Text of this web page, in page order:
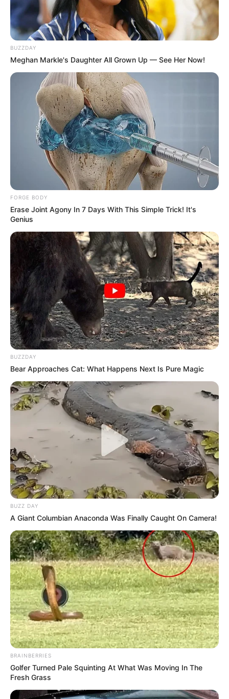
BUZZDAY
Meghan Markle's Daughter All Grown Up — See Her Now!
FORGE BODY
Erase Joint Agony In 7 Days With This Simple Trick! It's
Genius
BUZZDAY
Bear Approaches Cat: What Happens Next Is Pure Magic
BUZZ DAY
A Giant Columbian Anaconda Was Finally Caught On Camera!
BRAINBERRIES
Golfer Turned Pale Squinting At What Was Moving In The
Fresh Grass